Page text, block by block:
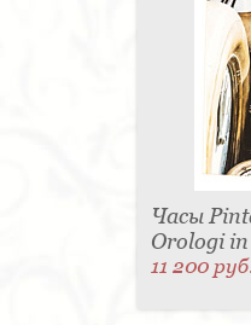
Часы
Orologi
11 200